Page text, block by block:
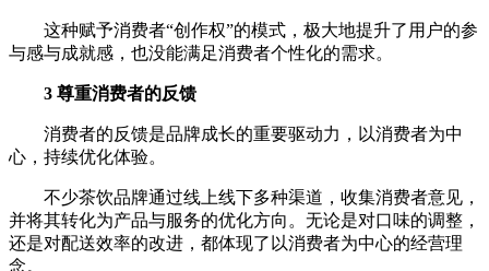
这种赋予消费者“创作权”的模式，极大地提升了用户的参
与感与成就感，也没能满足消费者个性化的需求。
3 尊重消费者的反馈
消费者的反馈是品牌成长的重要驱动力，以消费者为中
心，持续优化体验。
不少茶饮品牌通过线上线下多种渠道，收集消费者意见，
并将其转化为产品与服务的优化方向。无论是对口味的调整，
还是对配送效率的改进，都体现了以消费者为中心的经营理
念。